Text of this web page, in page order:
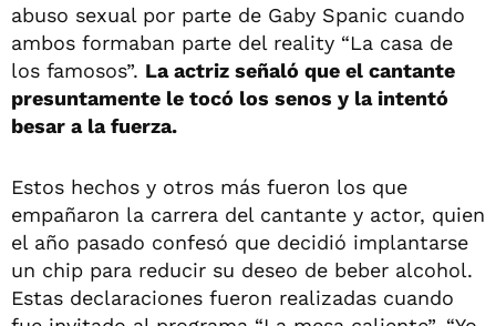
abuso sexual por parte de Gaby Spanic cuando
ambos formaban parte del reality “La casa de
los famosos”. La actriz señaló que el cantante
presuntamente le tocó los senos y la intentó
besar a la fuerza.
Estos hechos y otros más fueron los que
empañaron la carrera del cantante y actor, quien
el año pasado confesó que decidió implantarse
un chip para reducir su deseo de beber alcohol.
Estas declaraciones fueron realizadas cuando